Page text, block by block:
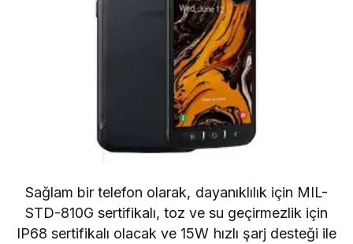
Sağlam bir telefon olarak, dayanıklılık için MIL-
STD-810G sertifikalı, toz ve su geçirmezlik için
IP68 sertifikalı olacak ve 15W hızlı şarj desteği ile